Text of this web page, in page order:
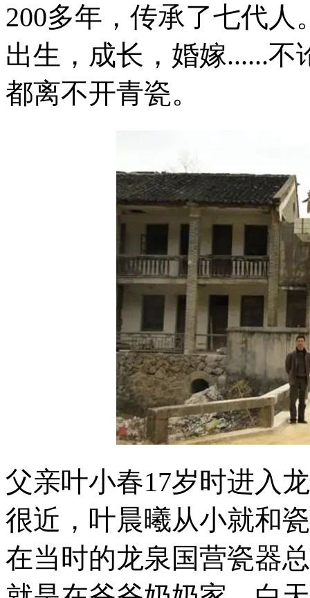
200多年，传承了七代
出生，成长，婚嫁......
都离不开青瓷。
父亲叶小春17岁时进入
很近，叶晨曦从小就和
在当时的龙泉国营瓷器